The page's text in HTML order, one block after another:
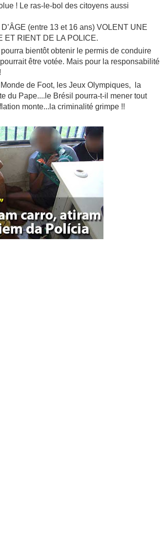
! Le ras-le-bol des citoyens aussi
(entre 13 et 16 ans) VOLENT UNE
ET RIENT DE LA POLICE.
bientôt obtenir le permis de conduire
être votée. Mais pour la responsabilité
de Foot, les Jeux Olympiques, la
du Pape....le Brésil pourra-t-il mener tout
monte...la criminalité grimpe !!